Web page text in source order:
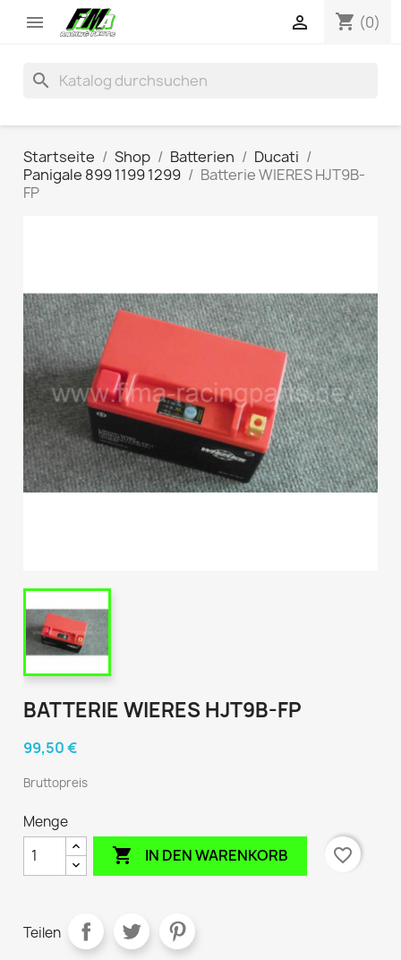
 shopping_cart (0)

search
Startseite Shop Batterien
Ducati
Panigale 899 1199 1299
Batterie WIERES HJT9B-
FP
BATTERIE WIERES HJT9B-FP
99,50 €
Bruttopreis
Menge
 IN DEN WARENKORB favorite_border
Teilen